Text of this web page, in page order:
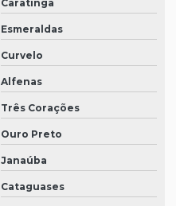
Caratinga
Esmeraldas
Curvelo
Alfenas
Três Corações
Ouro Preto
Janaúba
Cataguases